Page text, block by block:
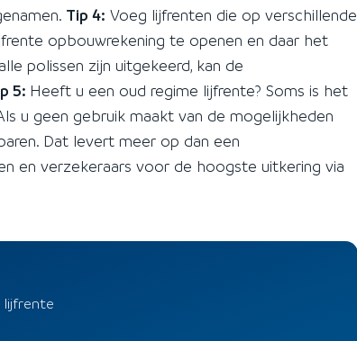
Tip 4: Voeg lijfrenten die op verschillende
opbouwrekening te openen en daar het
polissen zijn uitgekeerd, kan de
5: Heeft u een oud regime lijfrente? Soms is het
u geen gebruik maakt van de mogelijkheden
Dat levert meer op dan een
en verzekeraars voor de hoogste uitkering via
lijfrente